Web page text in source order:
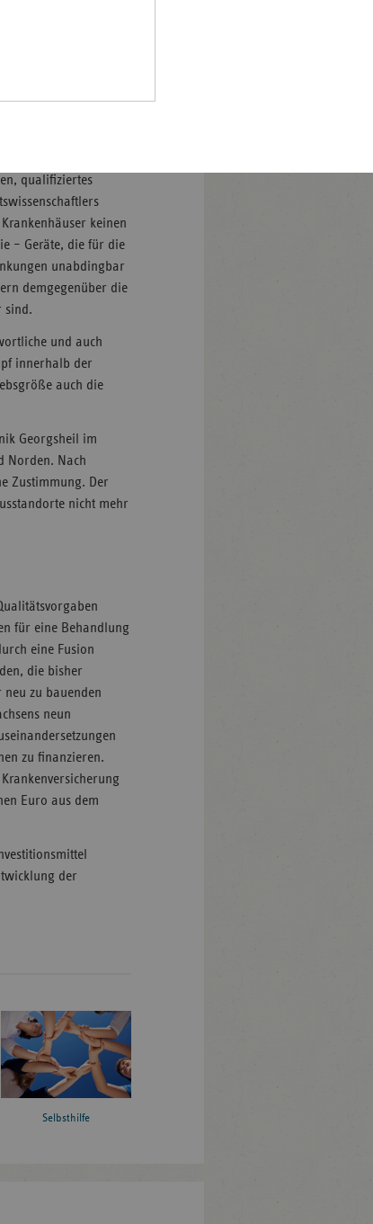
hohe
auf zu viele
qualifiziertes
keinen
– Geräte, die für die
unabdingbar
demgegenüber die
sind.
und auch
innerhalb der
auch die
Georgsheil im
Norden. Nach
Zustimmung. Der
nicht mehr
für eine Behandlung
eine Fusion
die bisher
zu bauenden
neun
zu finanzieren.
Euro aus dem
der
Selbsthilfe